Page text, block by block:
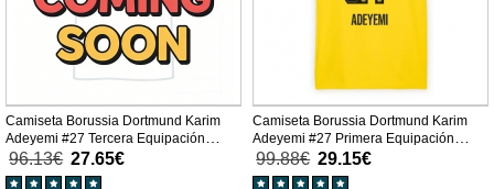
Camiseta Borussia Dortmund Karim
Adeyemi #27 Tercera Equipación
Replica 2025-26 para niños mangas
cortas (+ Pantalones cortos)
96.13€ 27.65€
Camiseta Borussia Dortmund Karim
Adeyemi #27 Primera Equipación
Replica 2025-26 mangas cortas
99.88€ 29.15€